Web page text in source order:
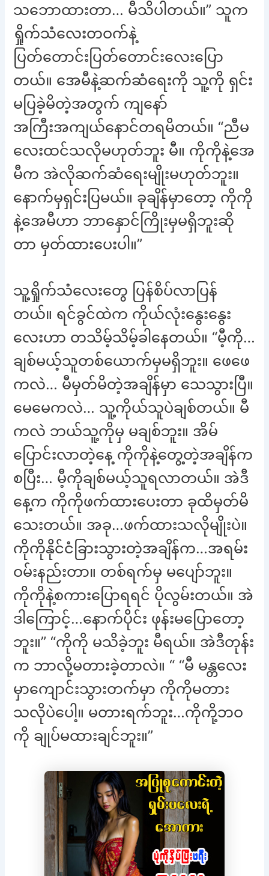
သဘောထားတာ… မီသိပါတယ်။” သူက
ရှိုက်သံလေးတဝက်နဲ့
ပြတ်တောင်းပြတ်တောင်းလေးပြော
တယ်။ အေမီနဲ့ဆက်ဆံရေးကို သူ့ကို ရှင်း
မပြခဲ့မိတဲ့အတွက် ကျနော်
အကြီးအကျယ်နောင်တရမိတယ်။ “ညီမ
လေးထင်သလိုမဟုတ်ဘူး မီ။ ကိုကိုနဲ့အေ
မီက အဲလိုဆက်ဆံရေးမျိုးမဟုတ်ဘူး။
နောက်မှရှင်းပြမယ်။ ခုချိန်မှာတော့ ကိုကို
နဲ့အေမီဟာ ဘာနှောင်ကြိုးမှမရှိဘူးဆို
တာ မှတ်ထားပေးပါ။”
သူ့ရှိုက်သံလေးတွေ ပြန်စိပ်လာပြန်
တယ်။ ရင်ခွင်ထဲက ကိုယ်လုံးနွေးနွေး
လေးဟာ တသိမ့်သိမ့်ခါနေတယ်။ “မီ့ကို…
ချစ်မယ့်သူတစ်ယောက်မှမရှိဘူး။ ဖေဖေ
ကလဲ… မီမှတ်မိတဲ့အချိန်မှာ သေသွားပြီ။
မေမေကလဲ… သူ့ကိုယ်သူပဲချစ်တယ်။ မီ
ကလဲ ဘယ်သူ့ကိုမှ မချစ်ဘူး။ အိမ်
ပြောင်းလာတဲ့နေ့ ကိုကိုနဲ့တွေ့တဲ့အချိန်က
စပြီး… မီ့ကိုချစ်မယ့်သူရလာတယ်။ အဲဒီ
နေ့က ကိုကိုဖက်ထားပေးတာ ခုထိမှတ်မိ
သေးတယ်။ အခု…ဖက်ထားသလိုမျိုးပဲ။
ကိုကိုနိုင်ငံခြားသွားတဲ့အချိန်က…အရမ်း
ဝမ်းနည်းတာ။ တစ်ရက်မှ မပျော်ဘူး။
ကိုကိုနဲ့စကားပြောရရင် ပိုလွမ်းတယ်။ အဲ
ဒါကြောင့်…နောက်ပိုင်း ဖုန်းမပြောတော့
ဘူး။” “ကိုကို မသိခဲ့ဘူး မီရယ်။ အဲဒီတုန်း
က ဘာလို့မတားခဲ့တာလဲ။ “ “မီ မန္တလေး
မှာကျောင်းသွားတက်မှာ ကိုကိုမတား
သလိုပဲပေါ့။ မတားရက်ဘူး…ကိုကို့ဘဝ
ကို ချုပ်မထားချင်ဘူး။”